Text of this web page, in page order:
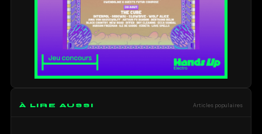
À LIRE AUSSI Articles populaires